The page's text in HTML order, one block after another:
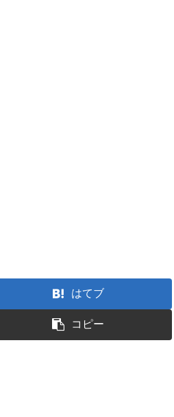
はてブ
コピー